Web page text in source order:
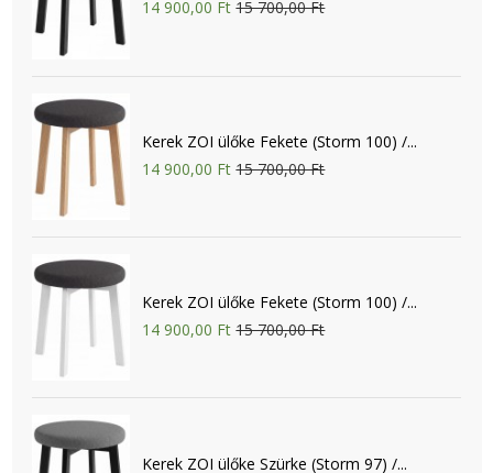
14 900,00 Ft 15 700,00 Ft
Kerek ZOI ülőke Fekete (Storm 100) /...
14 900,00 Ft 15 700,00 Ft
Kerek ZOI ülőke Fekete (Storm 100) /...
14 900,00 Ft 15 700,00 Ft
Kerek ZOI ülőke Szürke (Storm 97) /...